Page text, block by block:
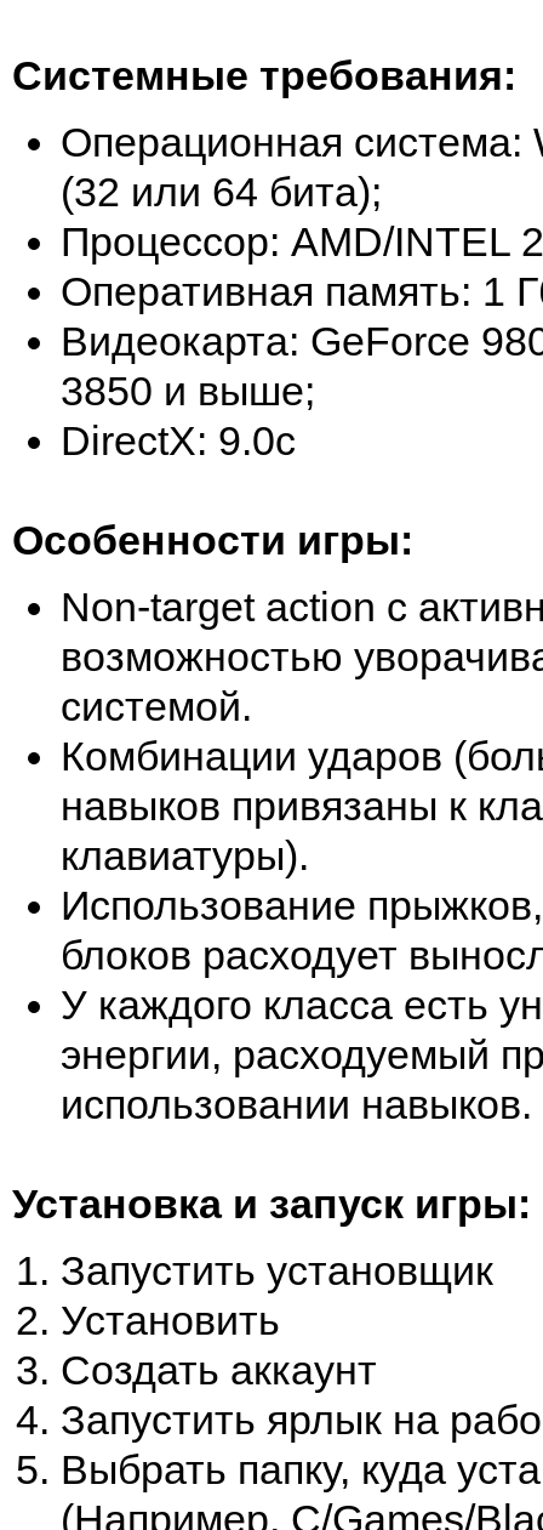
Системные требования:
Операционная система:
(32 или 64 бита);
Процессор: AMD/INTEL
Оперативная память: 1
Видеокарта: GeForce
3850 и выше;
DirectX: 9.0c
Особенности игры:
Non-target action с
возможностью
системой.
Комбинации ударов
навыков привязаны к
клавиатуры).
Использование
блоков расходует
У каждого класса есть
энергии, расходуемый
использовании навыков.
Установка и запуск игры:
Запустить установщик
Установить
Создать аккаунт
Запустить ярлык на
Выбрать папку, куда
(Например, C/Games/